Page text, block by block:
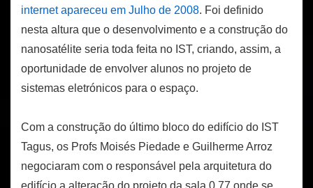
internet apareceu em Julho de 2008. Foi definido
nesta altura que o desenvolvimento e a construção do
nanosatélite seria toda feita no IST, criando, assim, a
oportunidade de envolver alunos no projeto de
sistemas eletrónicos para o espaço.
Com a construção do último bloco do edifício do IST
Tagus, os Profs Moisés Piedade e Guilherme Arroz
negociaram com o responsável pela arquitetura do